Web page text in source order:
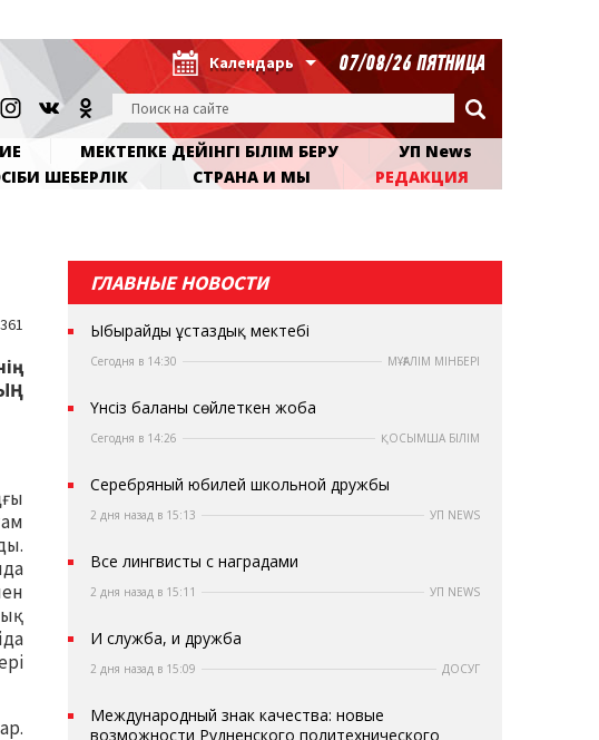
Календарь 07/08/26 ПЯТНИЦА
МЕКТЕПКЕ ДЕЙІНГІ БІЛІМ БЕРУ
УП News
ШЕБЕРЛІК СТРАНА И МЫ РЕДАКЦИЯ
361
ГЛАВНЫЕ НОВОСТИ
Ыбырайдың ұстаздық мектебі
Сегодня в 14:30 МҰҒАЛІМ МІНБЕРІ
Үнсіз баланы сөйлеткен жоба
Сегодня в 14:26 ҚОСЫМША БІЛІМ
Серебряный юбилей школьной дружбы
2 дня назад в 15:13 УП NEWS
Все лингвисты с наградами
2 дня назад в 15:11 УП NEWS
И служба, и дружба
2 дня назад в 15:09 ДОСУГ
Международный знак качества: новые
возможности Рудненского политехнического